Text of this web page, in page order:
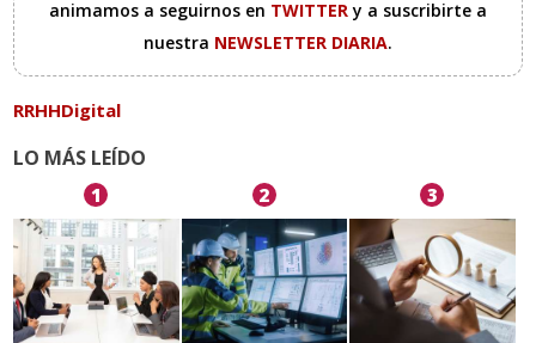
animamos a seguirnos en TWITTERy a suscribirte a
nuestra NEWSLETTER DIARIA.
RRHHDigital
LO MÁS LEÍDO
1 2 3